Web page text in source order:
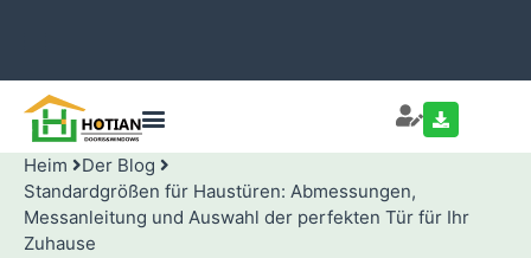
Heim
Der Blog
Standardgrößen für Haustüren: Abmessungen,
Messanleitung und Auswahl der perfekten Tür für Ihr
Zuhause